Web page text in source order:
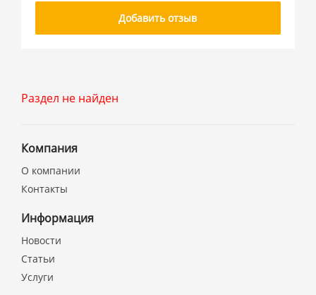
Добавить отзыв
Раздел не найден
Компания
О компании
Контакты
Информация
Новости
Статьи
Услуги